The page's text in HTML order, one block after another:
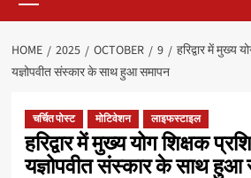
HOME 2025 OCTOBER 9
हरिद्वार में मुख्य
यज्ञोपवीत संस्कार के साथ हुआ समापन
चर्चित पोस्ट मोटिवेशन लाइफस्टाइल
हरिद्वार में मुख्य योग शिक्षक
यज्ञोपवीत संस्कार के साथ हुआ